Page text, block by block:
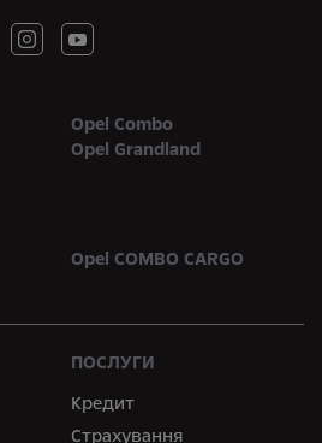
Opel Combo
Opel Grandland
Opel COMBO CARGO
ПОСЛУГИ
Кредит
Страхування